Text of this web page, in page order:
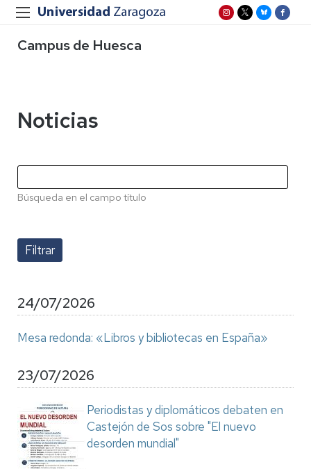
Campus de Huesca
Noticias
Búsqueda en el campo título
24/07/2026
Mesa redonda: «Libros y bibliotecas en España»
23/07/2026
Periodistas y diplomáticos debaten en
Castejón de Sos sobre "El nuevo
desorden mundial"